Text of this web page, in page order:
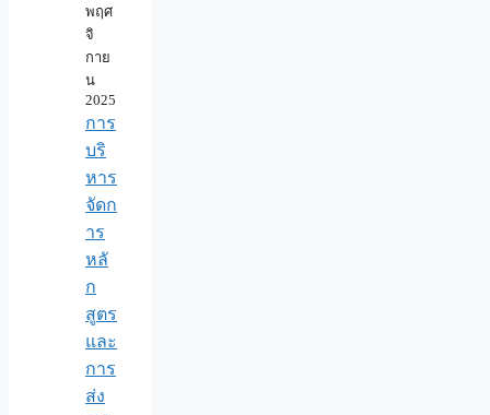
พฤศ
จิ
กาย
น
2025
การ
บริ
หาร
จัดก
าร
หลั
ก
สูตร
และ
การ
ส่ง